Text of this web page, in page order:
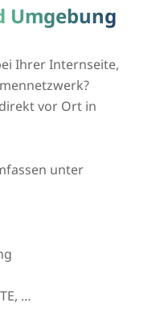
Umgebung
Ihrer Internseite,
vor Ort in
unter
…